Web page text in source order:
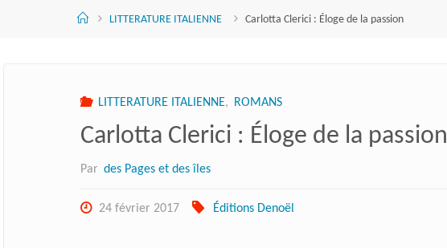
AccueilLITTERATURE ITALIENNE Carlotta Clerici : Éloge de la passion
LITTERATURE ITALIENNE, ROMANS
Carlotta Clerici : Éloge de la passion
Par des Pages et des îles
24 février 2017 Éditions Denoël